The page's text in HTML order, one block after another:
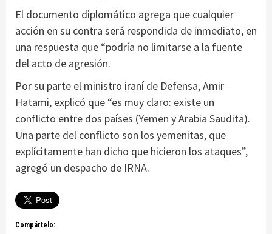
El documento diplomático agrega que cualquier
acción en su contra será respondida de inmediato, en
una respuesta que “podría no limitarse a la fuente
del acto de agresión.
Por su parte el ministro iraní de Defensa, Amir
Hatami, explicó que “es muy claro: existe un
conflicto entre dos países (Yemen y Arabia Saudita).
Una parte del conflicto son los yemenitas, que
explícitamente han dicho que hicieron los ataques”,
agregó un despacho de IRNA.
Compártelo: